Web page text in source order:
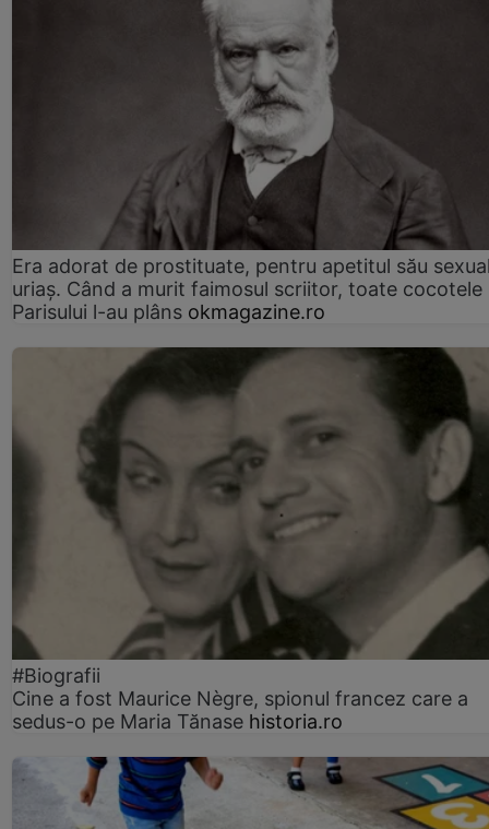
Era adorat de prostituate, pentru apetitul său
uriaș. Când a murit faimosul scriitor, toate cocotele
Parisului l-au plâns okmagazine.ro
#Biografii
Cine a fost Maurice Nègre, spionul francez care a
sedus-o pe Maria Tănase historia.ro